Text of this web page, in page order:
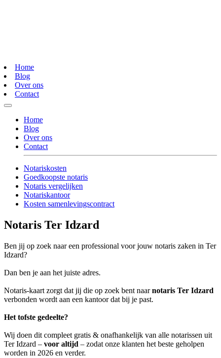
Home
Blog
Over ons
Contact
Home
Blog
Over ons
Contact
Notariskosten
Goedkoopste notaris
Notaris vergelijken
Notariskantoor
Kosten samenlevingscontract
Notaris Ter Idzard
Ben jij op zoek naar een professional voor jouw notaris zaken in Ter
Idzard?
Dan ben je aan het juiste adres.
Notaris-kaart zorgt dat jij die op zoek bent naarnotaris Ter Idzard
verbonden wordt aan een kantoor dat bij je past.
Het tofste gedeelte?
Wij doen dit compleet gratis & onafhankelijk van alle notarissen uit
Ter Idzard – voor altijd – zodat onze klanten het beste geholpen
worden in 2026 en verder.